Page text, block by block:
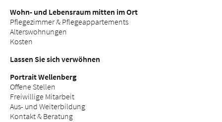
Wohn- und Lebensraum mitten im Ort
Pflegezimmer & Pflegeappartements
Alterswohnungen
Kosten
Lassen Sie sich verwöhnen
Portrait Wellenberg
Offene Stellen
Freiwillige Mitarbeit
Aus- und Weiterbildung
Kontakt & Beratung